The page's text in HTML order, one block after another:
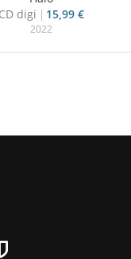
CD digi
15,99 €
2022